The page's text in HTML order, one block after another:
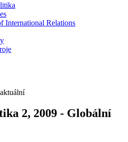
International Relations
2, 2009 - Globální